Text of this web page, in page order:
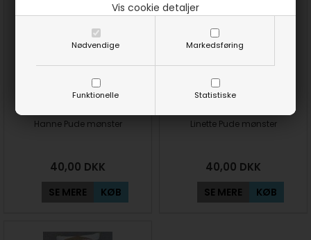
Nødvendige Markedsføring
Funktionelle Statistiske
Vis cookie detaljer
Hanne Pude mønster
40,00 DKK
SE MERE KØB
Linette Pude mønster
40,00 DKK
SE MERE KØB